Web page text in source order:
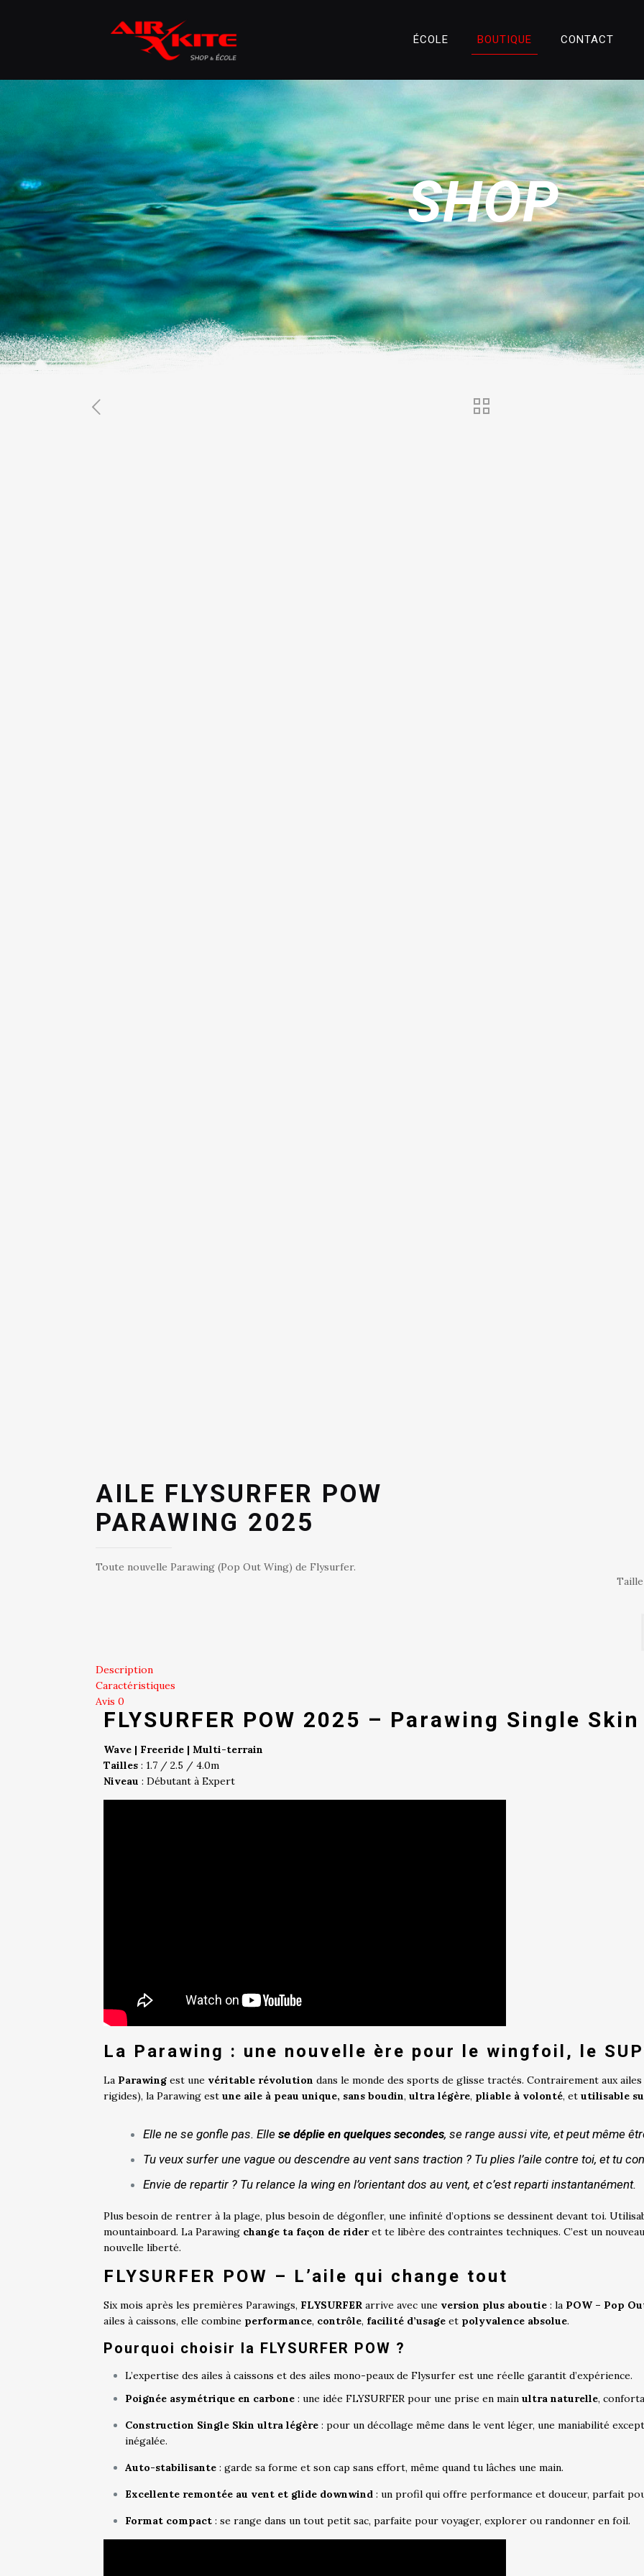
ÉCOLE BOUTIQUE CONTACT
SHOP
AILE FLYSURFER POW
PARAWING 2025
Toute nouvelle Parawing (Pop Out Wing) de Flysurfer.
Description
Caractéristiques
Avis 0
FLYSURFER POW 2025 – Parawing Single Skin
Wave | Freeride | Multi-terrain
Tailles: 1.7 / 2.5 / 4.0m
Niveau : Débutant à Expert
La Parawing : une nouvelle ère pour le wingfoil, le
La Parawingest une véritable révolution dans le monde des sports de glisse tractés. Contrairement aux
rigides), la Parawing est une aile à peau unique, sans boudin, ultra légère, pliable à volonté, et utilisable
Elle ne se gonfle pas. Elle se déplie en quelques secondes, se range aussi vite, et peut même
Tu veux surfer une vague ou descendre au vent sans traction ? Tu plies l’aile contre toi, et tu
Envie de repartir ? Tu relance la wing en l’orientant dos au vent, et c’est reparti instantanément.
Plus besoin de rentrer à la plage, plus besoin de dégonfler, une infinité d’options se dessinent devant toi.
mountainboard. La Parawing change ta façon de rideret te libère des contraintes techniques. C’est un
nouvelle liberté.
FLYSURFER POW – L’aile qui change tout
Six mois après les premières Parawings, FLYSURFERarrive avec une version plus aboutie: la POW – Pop
ailes à caissons, elle combine performance, contrôle, facilité d’usageet polyvalence absolue.
Pourquoi choisir la FLYSURFER POW ?
L’expertise des ailes à caissons et des ailes mono-peaux de Flysurfer est une réelle garantit d’expérience.
Poignée asymétrique en carbone: une idée FLYSURFER pour une prise en main ultra naturelle,
Construction Single Skin ultra légère: pour un décollage même dans le vent léger, une maniabilité
inégalée.
Auto-stabilisante: garde sa forme et son cap sans effort, même quand tu lâches une main.
Excellente remontée au vent et glide downwind: un profil qui offre performance et douceur, parfait
Format compact: se range dans un tout petit sac, parfaite pour voyager, explorer ou randonner en foil.